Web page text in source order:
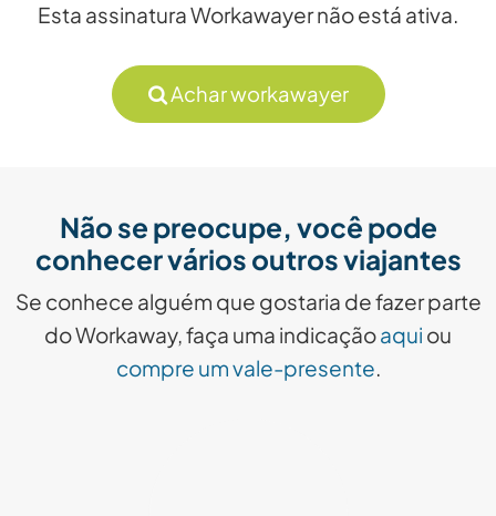
Esta assinatura Workawayer não está ativa.
Achar workawayer
Não se preocupe, você pode
conhecer vários outros viajantes
Se conhece alguém que gostaria de fazer parte
do Workaway, faça uma indicaçãoaqui ou
compre um vale-presente